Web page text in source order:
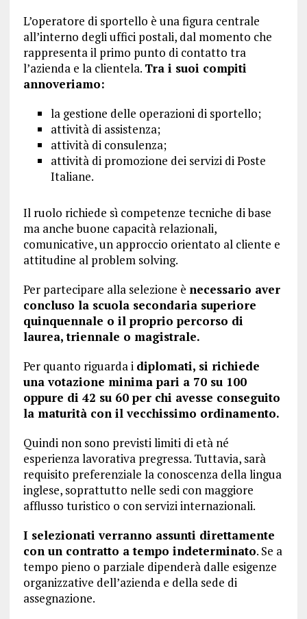
L’operatore di sportello è una figura centrale
all’interno degli uffici postali, dal momento che
rappresenta il primo punto di contatto tra
l’azienda e la clientela. Tra i suoi compiti
annoveriamo:
la gestione delle operazioni di sportello;
attività di assistenza;
attività di consulenza;
attività di promozione dei servizi di Poste
Italiane.
Il ruolo richiede sì competenze tecniche di base
ma anche buone capacità relazionali,
comunicative, un approccio orientato al cliente e
attitudine al problem solving.
Per partecipare alla selezione è necessario aver
concluso la scuola secondaria superiore
quinquennale o il proprio percorso di
laurea, triennale o magistrale.
Per quanto riguarda i diplomati, si richiede
una votazione minima pari a 70 su 100
oppure di 42 su 60 per chi avesse conseguito
la maturità con il vecchissimo ordinamento.
Quindi non sono previsti limiti di età né
esperienza lavorativa pregressa. Tuttavia, sarà
requisito preferenziale la conoscenza della lingua
inglese, soprattutto nelle sedi con maggiore
afflusso turistico o con servizi internazionali.
I selezionati verranno assunti direttamente
con un contratto a tempo indeterminato. Se a
tempo pieno o parziale dipenderà dalle esigenze
organizzative dell’azienda e della sede di
assegnazione.